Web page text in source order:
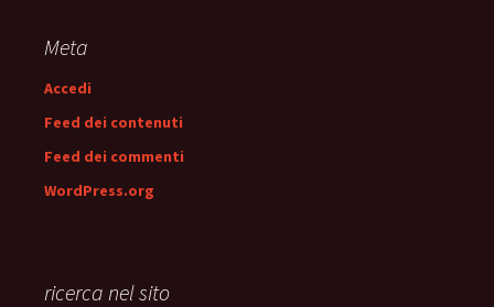
articolo
Meta
Accedi
Feed dei contenuti
Feed dei commenti
WordPress.org
ricerca nel sito